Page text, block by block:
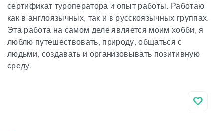
сертификат туроператора и опыт работы. Работаю
как в англоязычных, так и в русскоязычных группах.
Эта работа на самом деле является моим хобби, я
люблю путешествовать, природу, общаться с
людьми, создавать и организовывать позитивную
среду.